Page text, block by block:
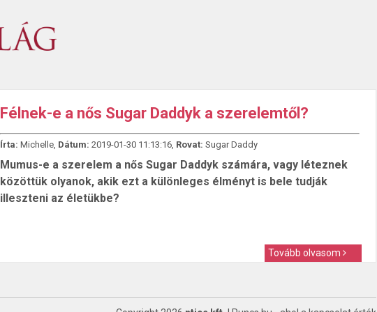
Félnek-e a nős Sugar Daddyk a szerelemtől?
Írta: Michelle, Dátum: 2019-01-30 11:13:16, Rovat: Sugar Daddy
Mumus-e a szerelem a nős Sugar Daddyk számára, vagy léteznek
közöttük olyanok, akik ezt a különleges élményt is bele tudják
illeszteni az életükbe?
Tovább olvasom